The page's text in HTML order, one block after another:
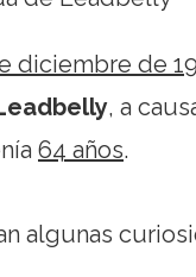
diciembre de
, a
64 años.
algunas